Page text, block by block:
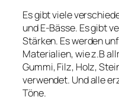
Es gibt viele
und E-Bässe. Es gibt
Stärken. Es werden
Materialien, wie z.B
Gummi, Filz, Holz,
verwendet. Und alle
Töne.